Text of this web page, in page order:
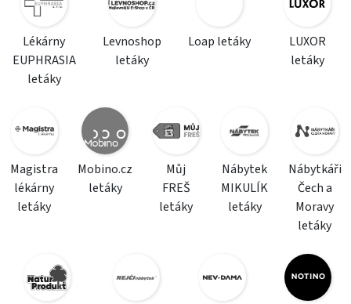
Lékárny
EUPHRASIA
letáky
Levnoshop
letáky
Loap letáky
LUXOR
letáky
Magistra
lékárny
letáky
Mobino.cz
letáky
Můj
FREŠ
letáky
Nábytek
MIKULÍK
letáky
Nábytkáři
Čech a
Moravy
letáky